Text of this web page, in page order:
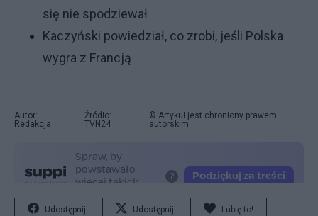
się nie spodziewał
Kaczyński powiedział, co zrobi, jeśli Polska
wygra z Francją
Autor:
Redakcja
Źródło:
TVN24
© Artykuł jest chroniony prawem
autorskim.
Udostępnij Udostępnij Lubię to!